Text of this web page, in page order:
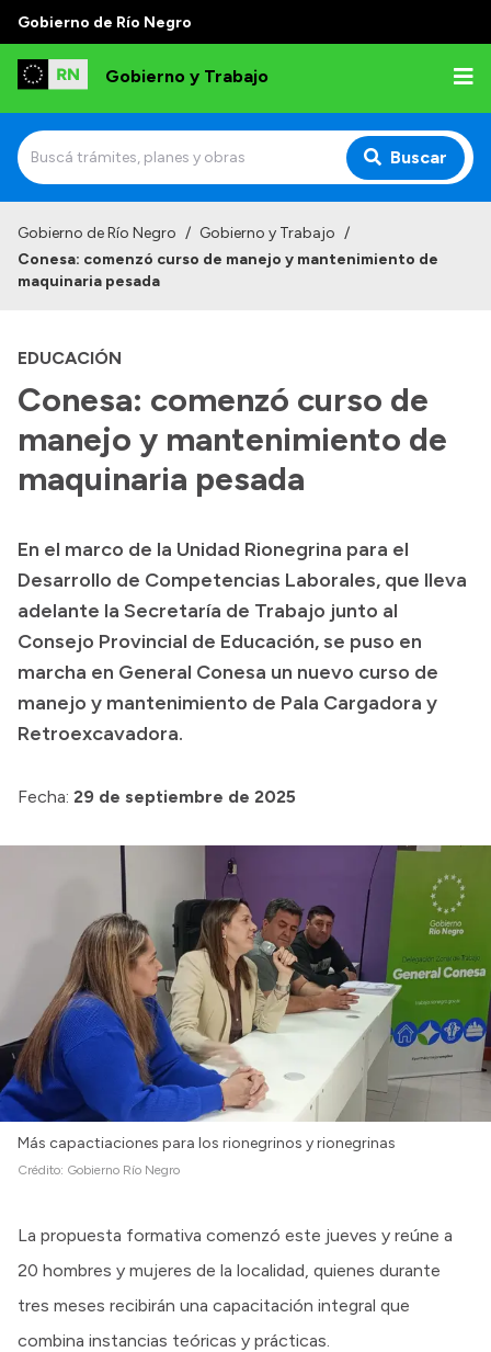
Gobierno de Río Negro
Gobierno y Trabajo
Buscar
Institucional
Autoridades, Áreas y Organismos
Delegaciones
Normativa
Presupuesto
Boletín Oficial
Compras y licitaciones
Consulta de expedientes
Consulta de pago a proveedores
Convocatorias
Gobierno de Río Negro / Gobierno y Trabajo /
Conesa: comenzó curso de manejo y mantenimiento de
maquinaria pesada
EDUCACIÓN
Conesa: comenzó curso de
manejo y mantenimiento de
maquinaria pesada
En el marco de la Unidad Rionegrina para el
Desarrollo de Competencias Laborales, que lleva
adelante la Secretaría de Trabajo junto al
Consejo Provincial de Educación, se puso en
marcha en General Conesa un nuevo curso de
manejo y mantenimiento de Pala Cargadora y
Retroexcavadora.
Fecha: 29 de septiembre de 2025
Más capactiaciones para los rionegrinos y rionegrinas
Crédito: Gobierno Río Negro
La propuesta formativa comenzó este jueves y reúne a
20 hombres y mujeres de la localidad, quienes durante
tres meses recibirán una capacitación integral que
combina instancias teóricas y prácticas.